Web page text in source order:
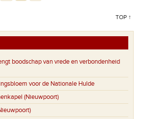
TOP ↑
boodschap van vrede en verbondenheid
voor de Nationale Hulde
(Nieuwpoort)